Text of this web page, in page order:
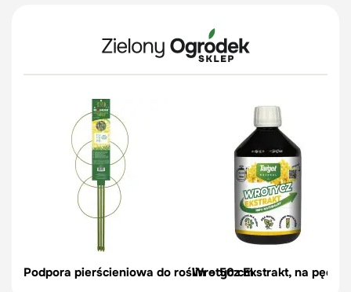
Podpora pierścieniowa do roślin – 50 cm
Wrotycz Ekstrakt, na